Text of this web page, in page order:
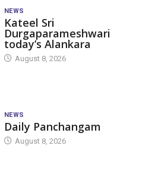
NEWS
Kateel Sri
Durgaparameshwari
today’s Alankara
August 8, 2026
NEWS
Daily Panchangam
August 8, 2026